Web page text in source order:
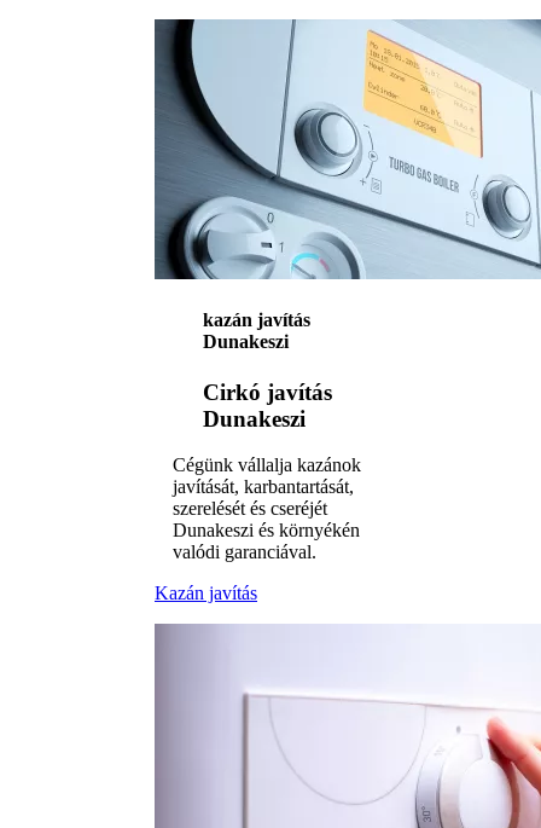
kazán javítás
Dunakeszi
Cirkó javítás
Dunakeszi
Cégünk vállalja kazánok
javítását, karbantartását,
szerelését és cseréjét
Dunakeszi és környékén
valódi garanciával.
Kazán javítás